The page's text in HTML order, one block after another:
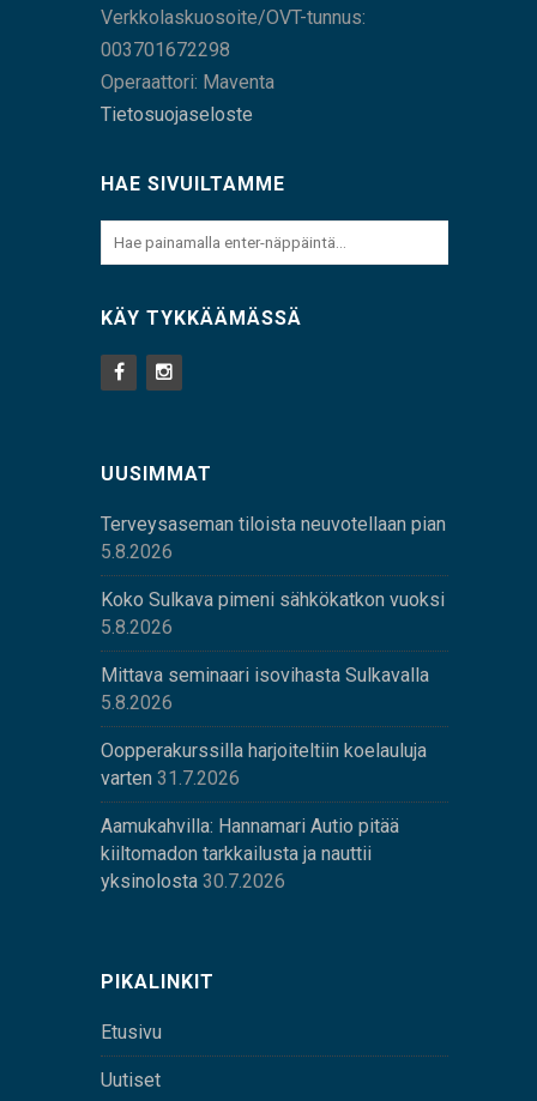
Verkkolaskuosoite/OVT-tunnus:
003701672298
Operaattori: Maventa
Tietosuojaseloste
HAE SIVUILTAMME
KÄY TYKKÄÄMÄSSÄ
UUSIMMAT
Terveysaseman tiloista neuvotellaan pian
5.8.2026
Koko Sulkava pimeni sähkökatkon vuoksi
5.8.2026
Mittava seminaari isovihasta Sulkavalla
5.8.2026
Oopperakurssilla harjoiteltiin koelauluja
varten 31.7.2026
Aamukahvilla: Hannamari Autio pitää
kiiltomadon tarkkailusta ja nauttii
yksinolosta 30.7.2026
PIKALINKIT
Etusivu
Uutiset